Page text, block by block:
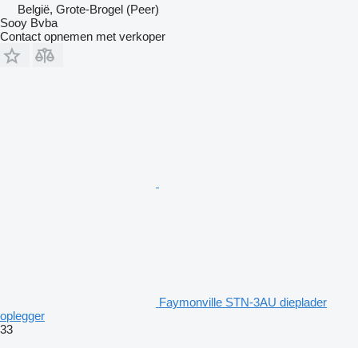
België, Grote-Brogel (Peer)
Sooy Bvba
Contact opnemen met verkoper
Faymonville STN-3AU dieplader
oplegger
33